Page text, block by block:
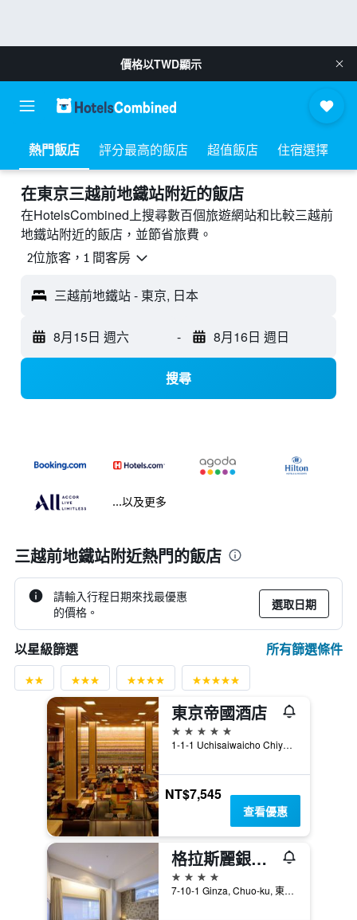
價格以TWD顯示
熱門飯店 評分最高的飯店 超值飯店 住宿選擇
​在東京三越前地鐵站附近​的飯店
在HotelsCombined上搜尋數百個旅遊網站和比較三越前
地鐵站附近的飯店，並節省旅費。
2位旅客，1 間客房
三越前地鐵站 - 東京, 日本
8月15日 週六 - 8月16日 週日
搜尋
...以及更多
三越前地鐵站附近熱門的飯店
請輸入行程日期來找最優惠
的價格。
選取日期
以星級篩選 所有篩選條件
東京帝國酒店
5星級
1-1-1 Uchisaiwaicho Chiyoda-ku, 東京, 日本
NT$7,545
查看優惠
格拉斯麗銀座酒店
4星級
7-10-1 Ginza, Chuo-ku, 東京, 日本